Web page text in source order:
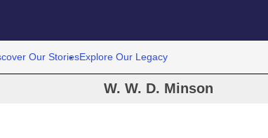
Our StoriesExplore Our Legacy
W. W. D. Minson